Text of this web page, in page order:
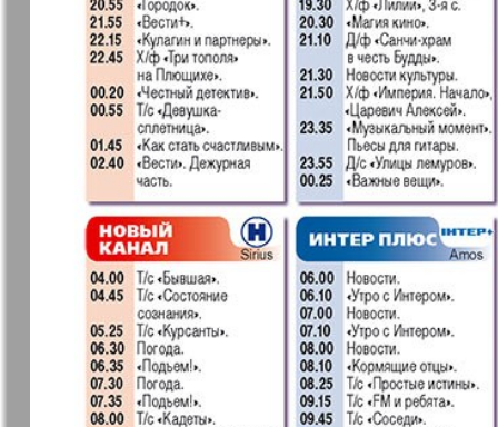
55
Анонс Антенна
Афиша Augsburg Бизнес
Ваша газета Версия
Вечное
сокровище
Восточная
Германия